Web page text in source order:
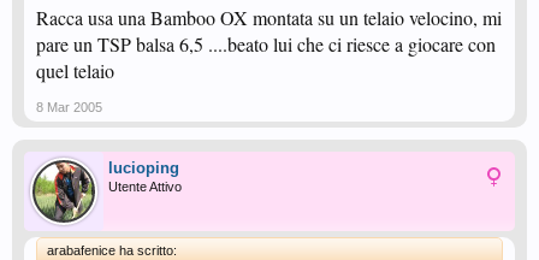
Racca usa una Bamboo OX montata su un telaio velocino, mi
pare un TSP balsa 6,5 ....beato lui che ci riesce a giocare con
quel telaio
8 Mar 2005
lucioping
Utente Attivo
arabafenice ha scritto: